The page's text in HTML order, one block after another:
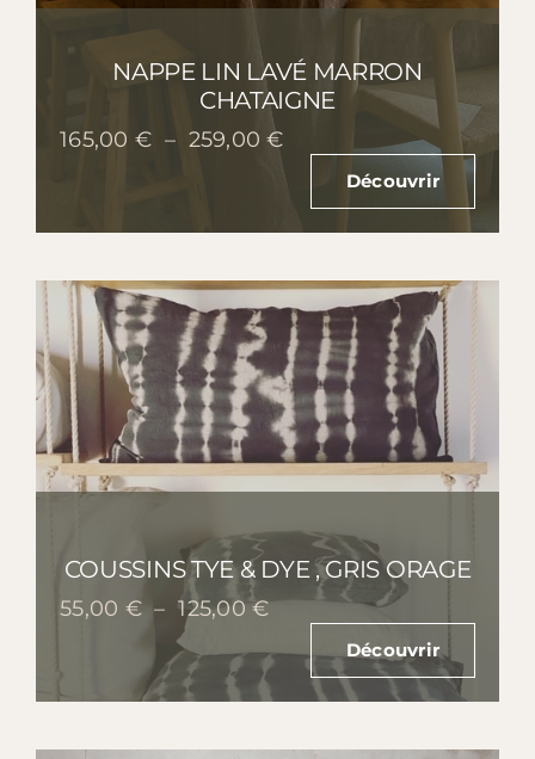
NAPPE LIN LAVÉ MARRON
CHATAIGNE
165,00 € – 259,00€Plage
259,00 €
Découvrir
COUSSINS TYE & DYE , GRIS ORAGE
55,00 € – 125,00€Plage
prix :
55,00 €
125,00 €
Découvrir